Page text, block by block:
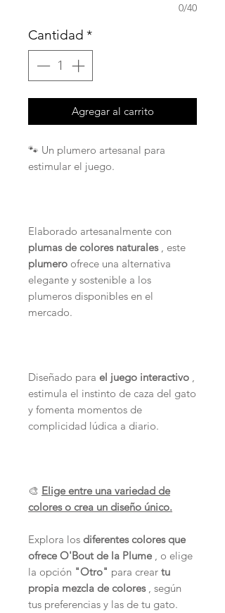
0/40
Cantidad *
Agregar al carrito
🐾 Un plumero artesanal para
estimular el juego.
Elaborado artesanalmente con
plumas de colores naturales, este
plumero ofrece una alternativa
elegante y sostenible a los
plumeros disponibles en el
mercado.
Diseñado para el juego interactivo ,
estimula el instinto de caza del gato
y fomenta momentos de
complicidad lúdica a diario.
🎨 Elige entre una variedad de
colores o crea un diseño único.
Explora los diferentes colores que
ofrece O'Bout de la Plume , o elige
la opción "Otro" para crear tu
propia mezcla de colores, según
tus preferencias y las de tu gato.